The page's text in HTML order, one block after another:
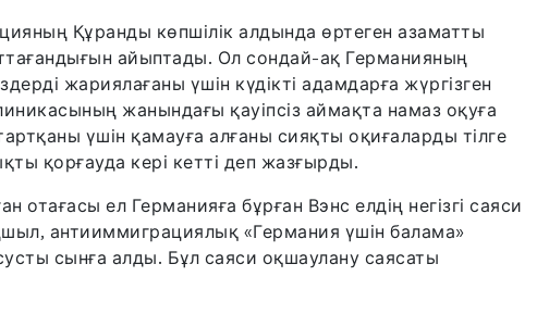
Құранды көпшілік алдында өртеген азаматты
айыптады. Ол сондай-ақ Германияның
жариялағаны үшін күдікті адамдарға жүргізген
жанындағы қауіпсіз аймақта намаз оқуға
үшін қамауға алғаны сияқты оқиғаларды тілге
қорғауда кері кетті деп жазғырды.
отағасы ел Германияға бұрған Вэнс елдің негізгі саяси
антииммиграциялық «Германия үшін балама»
сынға алды. Бұл саяси оқшаулану саясаты